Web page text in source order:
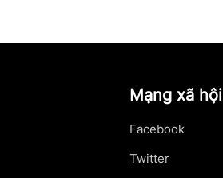
Mạng xã hội
Facebook
Twitter